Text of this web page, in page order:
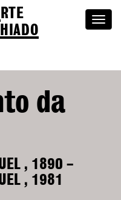
RTE
da
, 1890 –
, 1981